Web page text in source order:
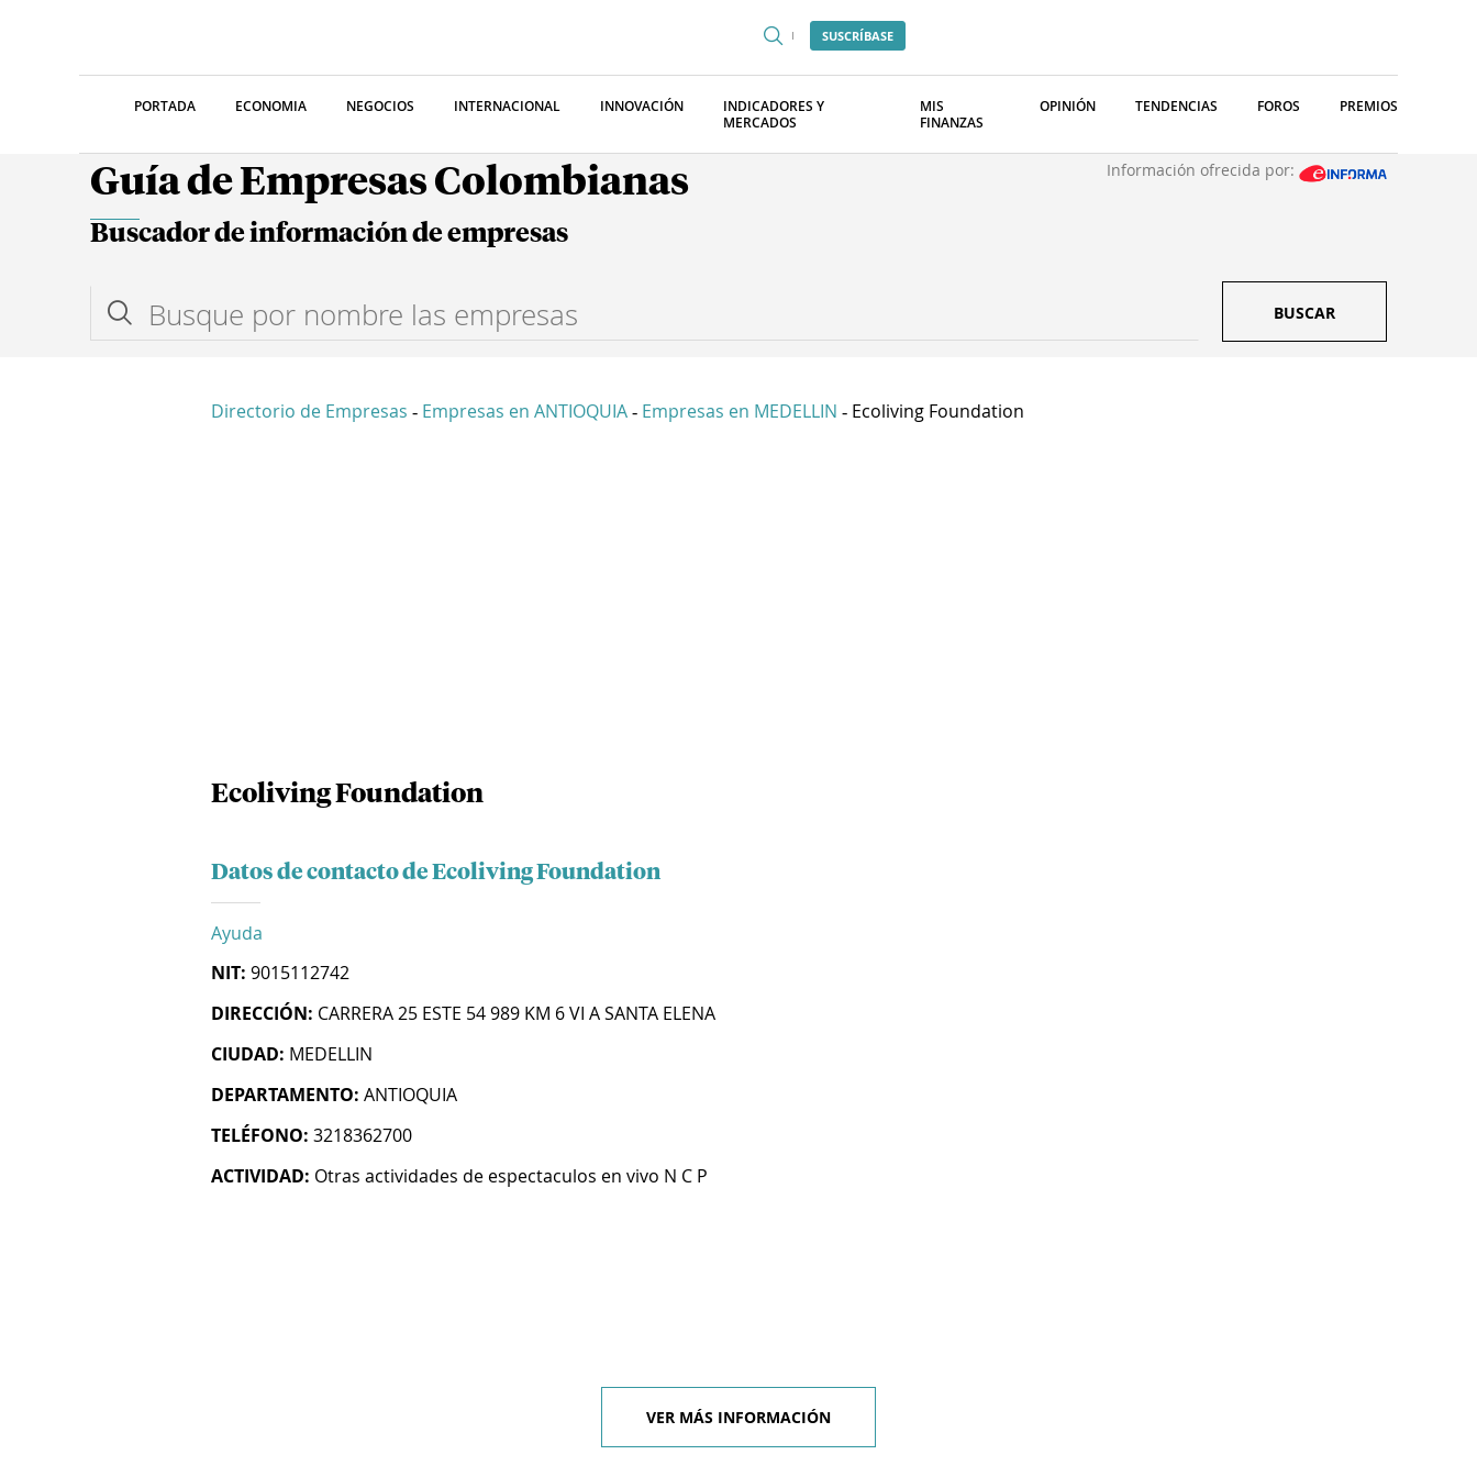
SUSCRÍBASE
PORTADA ECONOMIA NEGOCIOS INTERNACIONAL INNOVACIÓN
INDICADORES Y
MERCADOS
MIS
FINANZAS
OPINIÓN TENDENCIAS FOROS PREMIOS
Guía de Empresas Colombianas Información ofrecida por:
Buscador de información de empresas
BUSCAR
Directorio de Empresas - Empresas en ANTIOQUIA - Empresas en MEDELLIN - Ecoliving Foundation
Ecoliving Foundation
Datos de contacto de Ecoliving Foundation
Ayuda
NIT: 9015112742
DIRECCIÓN: CARRERA 25 ESTE 54 989 KM 6 VI A SANTA ELENA
CIUDAD: MEDELLIN
DEPARTAMENTO: ANTIOQUIA
TELÉFONO: 3218362700
ACTIVIDAD: Otras actividades de espectaculos en vivo N C P
VER MÁS INFORMACIÓN